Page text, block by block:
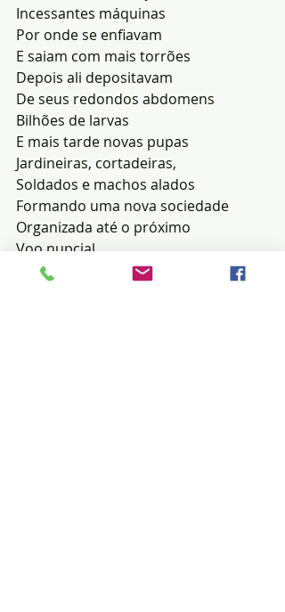
Incessantes máquinas
Por onde se enfiavam
E saiam com mais torrões
Depois ali depositavam
De seus redondos abdomens
Bilhões de larvas
E mais tarde novas pupas
Jardineiras, cortadeiras,
Soldados e machos alados
Formando uma nova sociedade
Organizada até o próximo
Voo nupcial.